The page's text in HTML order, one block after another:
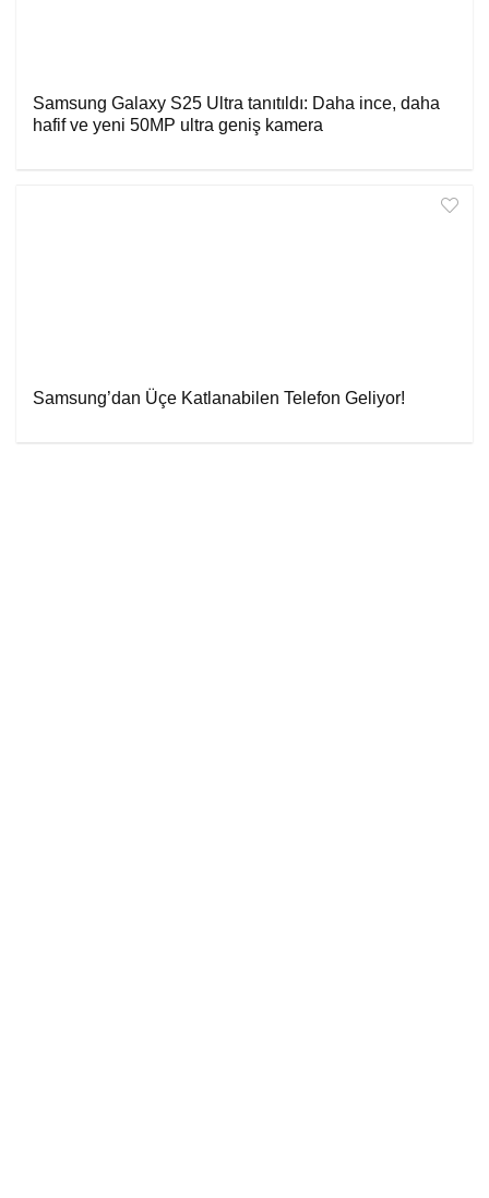
Samsung Galaxy S25 Ultra tanıtıldı: Daha ince, daha
hafif ve yeni 50MP ultra geniş kamera
Samsung’dan Üçe Katlanabilen Telefon Geliyor!